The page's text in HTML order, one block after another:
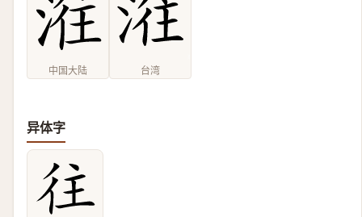
中国大陆 台湾
异体字